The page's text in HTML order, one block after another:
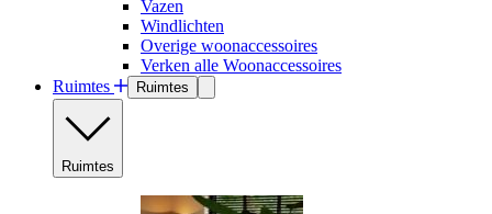
Vazen
Windlichten
Overige woonaccessoires
Verken alle Woonaccessoires
Ruimtes
Ruimtes
Ruimtes